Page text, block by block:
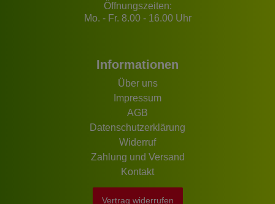
Öffnungszeiten:
Mo. - Fr. 8.00 - 16.00 Uhr
Informationen
Über uns
Impressum
AGB
Datenschutzerklärung
Widerruf
Zahlung und Versand
Kontakt
Vertrag widerrufen